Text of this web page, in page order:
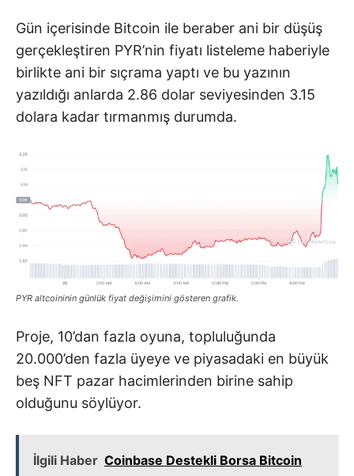
Gün içerisinde Bitcoin ile beraber ani bir düşüş
gerçekleştiren PYR’nin fiyatı listeleme haberiyle
birlikte ani bir sıçrama yaptı ve bu yazının
yazıldığı anlarda 2.86 dolar seviyesinden 3.15
dolara kadar tırmanmış durumda.
PYR altcoininin günlük fiyat değişimini gösteren grafik.
Proje, 10’dan fazla oyuna, topluluğunda
20.000’den fazla üyeye ve piyasadaki en büyük
beş NFT pazar hacimlerinden birine sahip
olduğunu söylüyor.
İlgili Haber Coinbase Destekli Borsa Bitcoin